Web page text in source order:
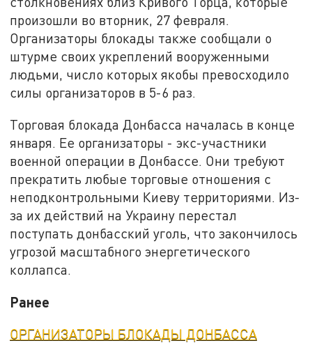
произошли во вторник, 27 февраля.
Организаторы блокады также сообщали о
штурме своих укреплений вооруженными
людьми, число которых якобы превосходило
силы организаторов в 5-6 раз.
Торговая блокада Донбасса началась в конце
января. Ее организаторы - экс-участники
военной операции в Донбассе. Они требуют
прекратить любые торговые отношения с
неподконтрольными Киеву территориями. Из-
за их действий на Украину перестал
поступать донбасский уголь, что закончилось
угрозой масштабного энергетического
коллапса.
Ранее
ОРГАНИЗАТОРЫ БЛОКАДЫ ДОНБАССА